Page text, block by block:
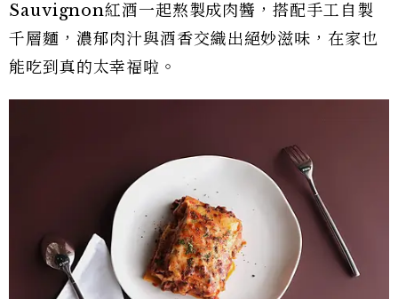
Sauvignon紅酒一起熬製成肉醬，搭配手工自製
千層麵，濃郁肉汁與酒香交織出絕妙滋味，在家也
能吃到真的太幸福啦。